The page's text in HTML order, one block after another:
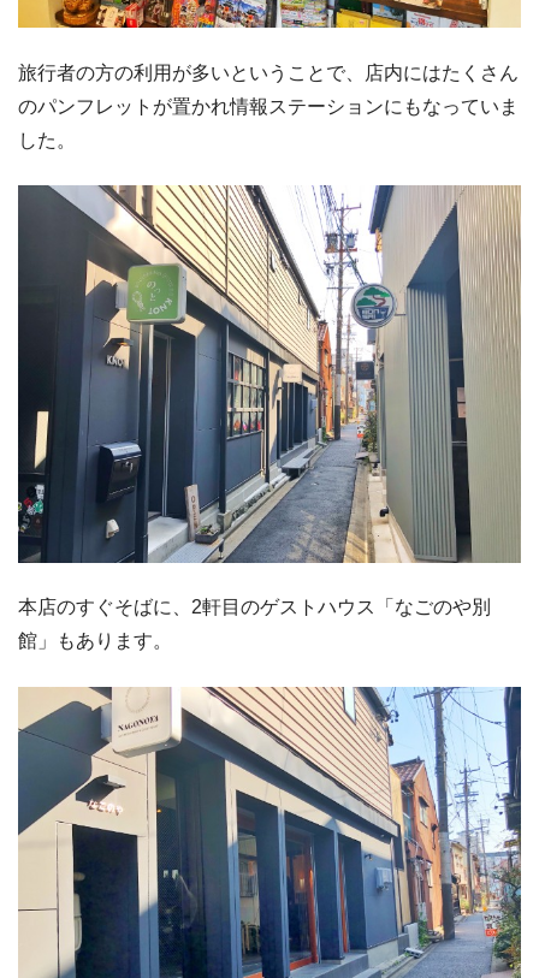
旅行者の方の利用が多いということで、店内にはたくさん
のパンフレットが置かれ情報ステーションにもなっていま
した。
本店のすぐそばに、2軒目のゲストハウス「なごのや別
館」もあります。